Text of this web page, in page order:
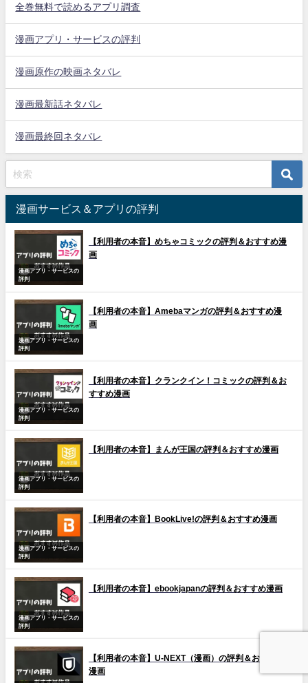
全巻無料で読めるアプリ調査
漫画アプリ・サービスの評判
漫画原作の映画ネタバレ
漫画最新話ネタバレ
漫画最終回ネタバレ
漫画サービス＆アプリの評判
漫画アプリ・サービスの
評判
【利用者の本音】めちゃコミックの評判＆おすすめ漫
画
漫画アプリ・サービスの
評判
【利用者の本音】Amebaマンガの評判＆おすすめ漫
画
漫画アプリ・サービスの
評判
【利用者の本音】クランクイン！コミックの評判＆お
すすめ漫画
漫画アプリ・サービスの
評判
【利用者の本音】まんが王国の評判＆おすすめ漫画
漫画アプリ・サービスの
評判
【利用者の本音】BookLive!の評判＆おすすめ漫画
漫画アプリ・サービスの
評判
【利用者の本音】ebookjapanの評判＆おすすめ漫画
【利用者の本音】U-NEXT（漫画）の評判＆おすすめ
漫画